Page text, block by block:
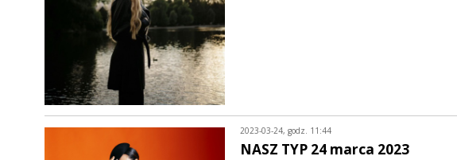
2023-03-24, godz. 11:44
NASZ TYP 24 marca 2023